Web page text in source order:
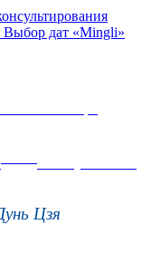
дат «Mingli»
Цзя